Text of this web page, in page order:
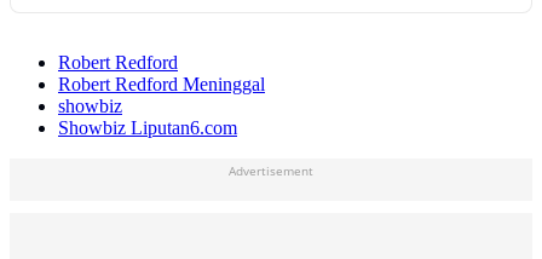
Robert Redford
Robert Redford Meninggal
showbiz
Showbiz Liputan6.com
Advertisement